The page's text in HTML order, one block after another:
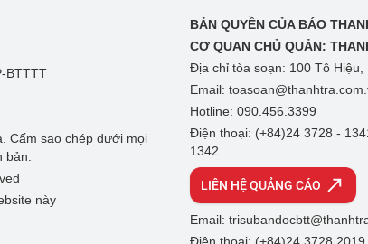
BTTTT
Cấm sao chép dưới mọi
bản.
này
BẢN QUYỀN CỦA BÁO
CƠ QUAN CHỦ QUẢN:
Địa chỉ tòa soạn: 100 Tô Hiệu,
Email:
Hotline: 090.456.3399
Điện thoại: (+84)24 3728 -
1342
LIÊN HỆ QUẢNG CÁO
Email: